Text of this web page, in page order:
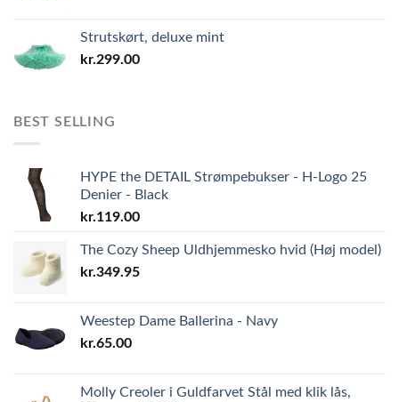
Strutskørt, deluxe mint
kr.299.00
BEST SELLING
HYPE the DETAIL Strømpebukser - H-Logo 25
Denier - Black
kr.119.00
The Cozy Sheep Uldhjemmesko hvid (Høj model)
kr.349.95
Weestep Dame Ballerina - Navy
kr.65.00
Molly Creoler i Guldfarvet Stål med klik lås,